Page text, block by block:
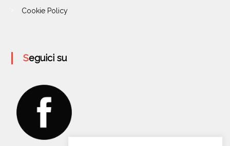
Cookie Policy
Seguici su